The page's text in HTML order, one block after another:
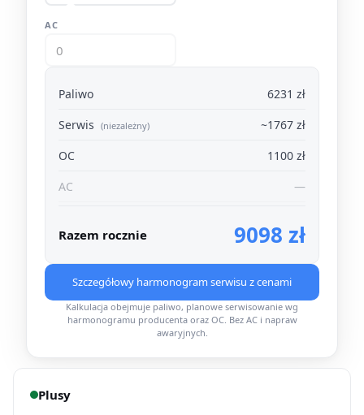
AC
Paliwo
6231 zł
Serwis (niezależny)
~1767 zł
OC
1100 zł
AC
—
Razem rocznie 9098 zł
Szczegółowy harmonogram serwisu z cenami
Kalkulacja obejmuje paliwo, planowe serwisowanie wg
harmonogramu producenta oraz OC. Bez AC i napraw
awaryjnych.
Plusy